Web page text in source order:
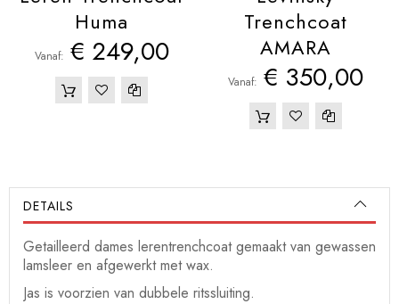
Huma
Vanaf € 249,00
Trenchcoat
AMARA
Vanaf € 350,00
DETAILS
Getailleerd dames lerentrenchcoat gemaakt van gewassen
lamsleer en afgewerkt met wax.
Jas is voorzien van dubbele ritssluiting.